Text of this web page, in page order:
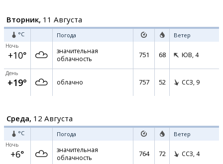
Вторник, 11 Августа
°C Погода Ветер
Ночь
+10°
значительная
облачность
751 68 ЮВ, 4
День
+19° облачно 757 52 ССЗ, 9
Среда, 12 Августа
°C Погода Ветер
Ночь
+6°
значительная
облачность
764 72 ССЗ, 4